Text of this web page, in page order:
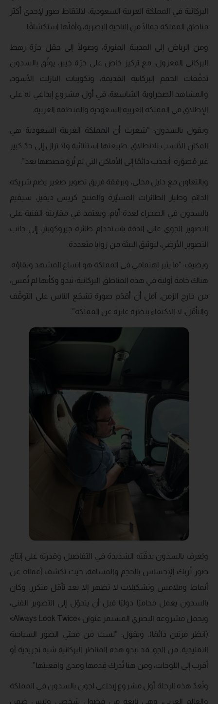
البركانية في المملكة العربية السعودية، لالتقاط صور لإحدى أكثر
مناطق المملكة جمالًا من الناحية البصرية، وأقلّها استكشافًا.
ومن الرياض إلى المدينة المنورة، وصولًا إلى حقل حرّة رهط
البركاني المعزول، مع تركيز خاص على حرّة خيبر، يوثّق بالسدون
تدفّقات الحمم البركانية القديمة، وتكوينات البازلت الأسود،
والمشاهد الصحراوية الشاسعة، في أول مشروع إبداعي له على
الإطلاق في المملكة العربية السعودية والمنطقة العربية.
ويقول بالسدون: “شعرت أن المملكة العربية السعودية هي
المكان الأنسب للانطلاق. طبيعتها استثنائية ولا تزال إلى حدّ كبير
غير مُصوّرة. أنجذب دائمًا إلى الأماكن التي لم تُروَ قصصها بعد”.
وبالتعاون مع دليل محلي، وبرفقة فريق تصوير صغير يضم شريكه
الدائم وطيار الطائرات المسيّرة والمنتج كريس ديفيز، سيقيم
بالسدون في الصحراء لعدة أيام. ويعتمد في مقاربته الفنية على
التصوير الجوي عالي الدقة باستخدام طائرة جيروكوبتر، إلى جانب
التصوير الأرضي، لتوثيق البيئة من زوايا متعددة.
ويضيف: “ما يثير اهتمامي في المملكة هو اتساع المشهد ونقاؤه.
هناك خامة أولية في هذه المناطق البركانية؛ تبدو وكأنها لم تُمس،
من خارج الزمن. آمل أن أقدّم صورة تشجّع الناس على التوقّف
والتأمّل، لا الاكتفاء بنظرة عابرة عن المملكة”.
ويُعرف بالسدون بدقّته الشديدة في التفاصيل وقدرته على إنتاج
صور تُربك الإحساس بالحجم والمسافة، حيث تكشف أعماله عن
أنماط وملامس وتشكيلات لا تظهر إلا بعد تأمّل متكرر. وكان
بالسدون يعمل محاميًا دوليًا قبل أن يتحوّل إلى التصوير الفني،
ويحمل مشروعه البصري المستمر عنوان «Always Look Twice»
(انظر مرتين دائمًا). ويقول: “لست من محبّي الصور السياحية
التقليدية. من الجو، قد تبدو هذه المناظر البركانية شبه تجريدية أو
أقرب إلى اللوحات، ومن هنا تُدرك قِدمها ومدى واقعيتها”.
وتُعدّ هذه الرحلة أول مشروع إبداعي لجون بالسدون في المملكة
والعالم العربي، وهي نابعة من فضول شخصي وليس ضمن